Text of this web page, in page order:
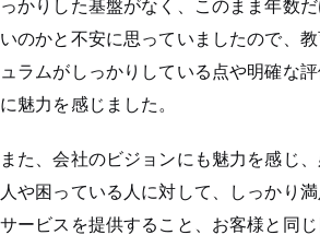
っかりした基盤がなく、このまま年数
いのかと不安に思っていましたので、
ュラムがしっかりしている点や明確な
に魅力を感じました。
また、会社のビジョンにも魅力を感じ
人や困っている人に対して、しっかり
サービスを提供すること、お客様と同